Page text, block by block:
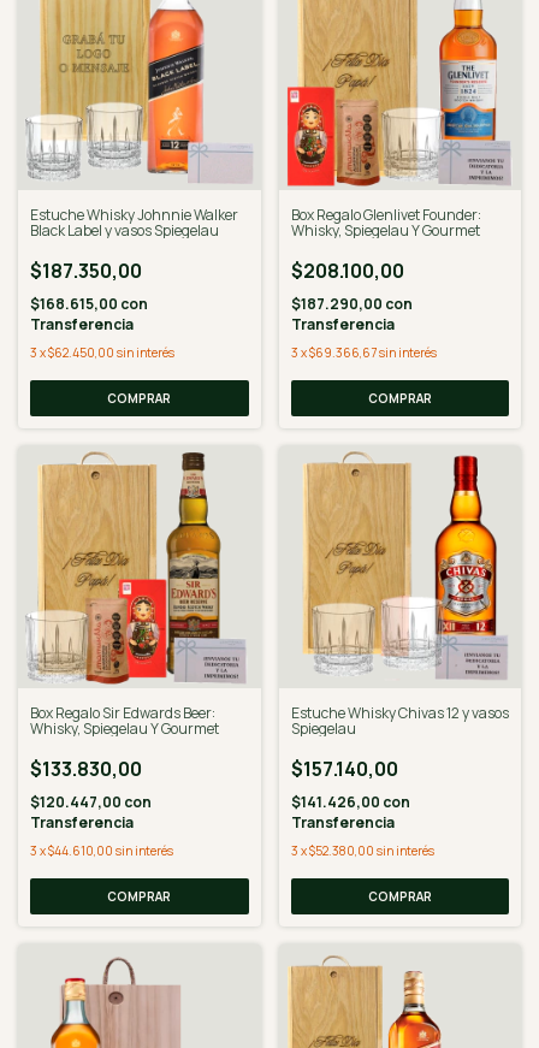
Estuche Whisky Johnnie Walker
Black Label y vasos Spiegelau
$187.350,00
$168.615,00 con
Transferencia
3 x$62.450,00 sin interés
Box Regalo Glenlivet Founder:
Whisky, Spiegelau Y Gourmet
$208.100,00
$187.290,00 con
Transferencia
3 x$69.366,67sin interés
COMPRAR
Box Regalo Sir Edwards Beer:
Whisky, Spiegelau Y Gourmet
$133.830,00
$120.447,00 con
Transferencia
3 x$44.610,00 sin interés
COMPRAR
Estuche Whisky Chivas 12 y vasos
Spiegelau
$157.140,00
$141.426,00 con
Transferencia
3 x$52.380,00 sin interés